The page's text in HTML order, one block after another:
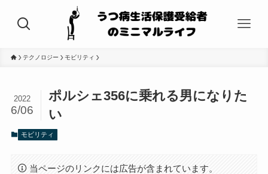
テクノロジー モビリティ
ポルシェ356に乗れる男になりた
い
2022
6/06
モビリティ
当ページのリンクには広告が含まれています。